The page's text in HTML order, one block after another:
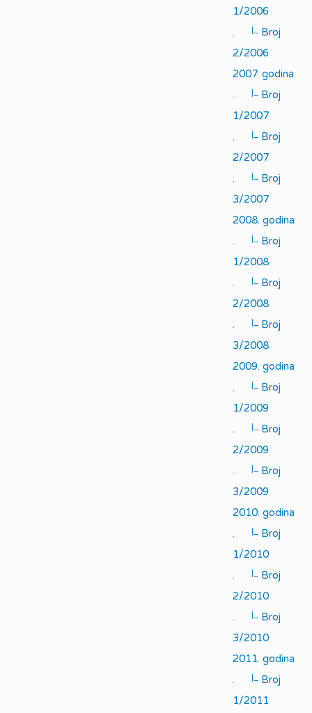
1/2006
.
|_ Broj
2/2006
2007. godina
.
|_ Broj
1/2007
.
|_ Broj
2/2007
.
|_ Broj
3/2007
2008. godina
.
|_ Broj
1/2008
.
|_ Broj
2/2008
.
|_ Broj
3/2008
2009. godina
.
|_ Broj
1/2009
.
|_ Broj
2/2009
.
|_ Broj
3/2009
2010. godina
.
|_ Broj
1/2010
.
|_ Broj
2/2010
.
|_ Broj
3/2010
2011. godina
.
|_ Broj
1/2011